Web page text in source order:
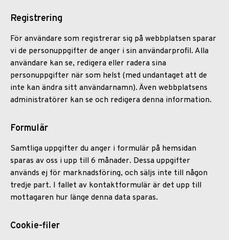
Registrering
För användare som registrerar sig på webbplatsen sparar
vi de personuppgifter de anger i sin användarprofil. Alla
användare kan se, redigera eller radera sina
personuppgifter när som helst (med undantaget att de
inte kan ändra sitt användarnamn). Även webbplatsens
administratörer kan se och redigera denna information.
Formulär
Samtliga uppgifter du anger i formulär på hemsidan
sparas av oss i upp till 6 månader. Dessa uppgifter
används ej för marknadsföring, och säljs inte till någon
tredje part. I fallet av kontaktformulär är det upp till
mottagaren hur länge denna data sparas.
Cookie-filer